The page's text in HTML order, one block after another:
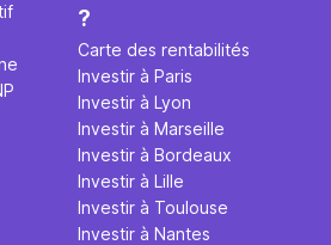
ce secret
études et
?
Carte des rentabilités
Investir à Paris
Investir à Lyon
Investir à Marseille
Investir à Bordeaux
Investir à Lille
Investir à Toulouse
Investir à Nantes